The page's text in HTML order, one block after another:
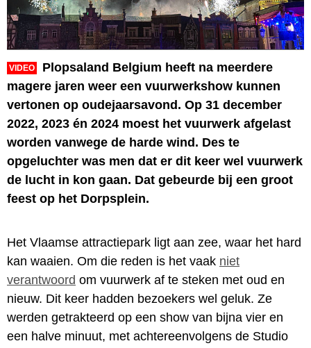
VIDEO
Plopsaland Belgium heeft na meerdere
magere jaren weer een vuurwerkshow kunnen
vertonen op oudejaarsavond. Op 31 december
2022, 2023 én 2024 moest het vuurwerk afgelast
worden vanwege de harde wind. Des te
opgeluchter was men dat er dit keer wel vuurwerk
de lucht in kon gaan. Dat gebeurde bij een groot
feest op het Dorpsplein.
Het Vlaamse attractiepark ligt aan zee, waar het hard
kan waaien. Om die reden is het vaak niet
verantwoord om vuurwerk af te steken met oud en
nieuw. Dit keer hadden bezoekers wel geluk. Ze
werden getrakteerd op een show van bijna vier en
een halve minuut, met achtereenvolgens de Studio